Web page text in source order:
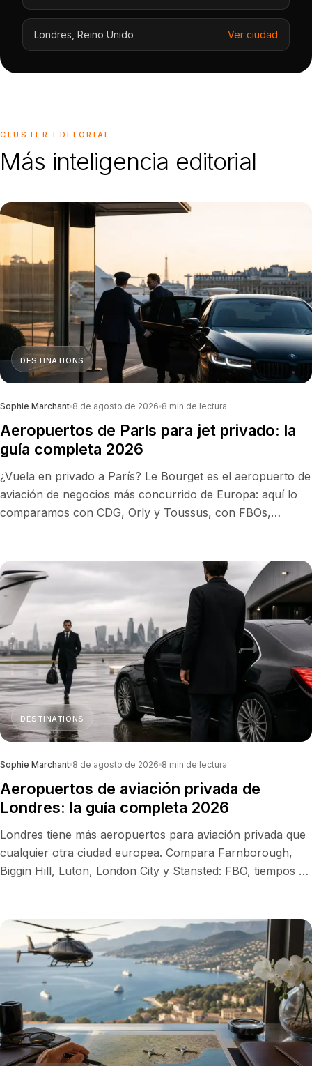
Londres Reino Unido Ver ciudad
CLUSTER EDITORIAL
Más inteligencia editorial
DESTINATIONS
Sophie Marchant 8 de agosto de 2026 8 min de lectura
Aeropuertos de París para jet privado: la
guía completa 2026
¿Vuela en privado a París? Le Bourget es el aeropuerto de
aviación de negocios más concurrido de Europa: aquí lo
comparamos con CDG, Orly y Toussus, con FBOs,
DESTINATIONS
Sophie Marchant 8 de agosto de 2026 8 min de lectura
Aeropuertos de aviación privada de
Londres: la guía completa 2026
Londres tiene más aeropuertos para aviación privada que
cualquier otra ciudad europea. Compara Farnborough,
Biggin Hill, Luton, London City y Stansted: FBO, tiempos de